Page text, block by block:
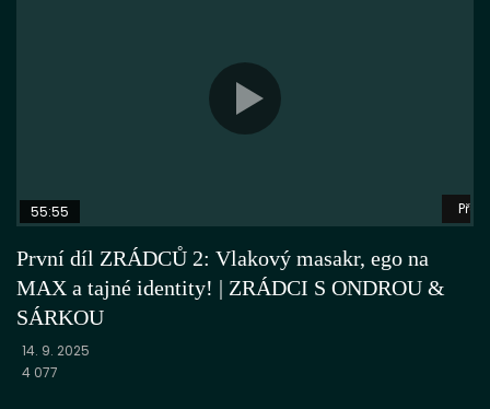
55:55
První díl ZRÁDCŮ 2: Vlakový masakr, ego na
MAX a tajné identity! | ZRÁDCI S ONDROU &
SÁRKOU
14. 9. 2025
4 077